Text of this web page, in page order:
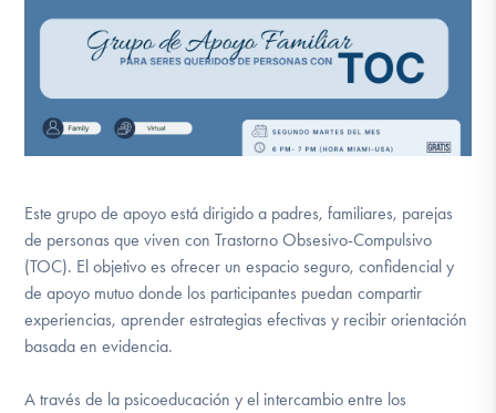
Find Help
Learn More
Get Involved
Este grupo de apoyo está dirigido a padres, familiares, parejas
de personas que viven con Trastorno Obsesivo-Compulsivo
(TOC). El objetivo es ofrecer un espacio seguro, confidencial y
de apoyo mutuo donde los participantes puedan compartir
experiencias, aprender estrategias efectivas y recibir orientación
basada en evidencia.
A través de la psicoeducación y el intercambio entre los